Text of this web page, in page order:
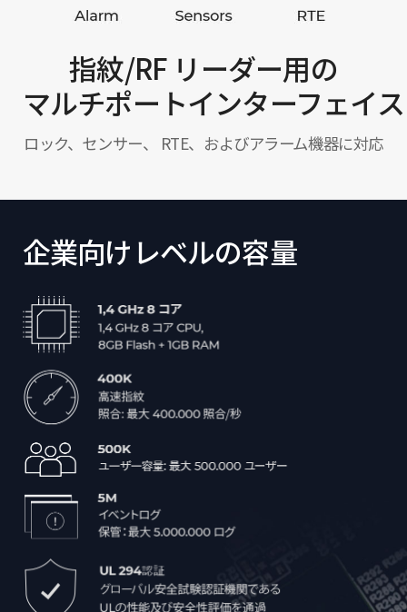
指紋/RF リーダー用の
マルチポートインターフェイス
ロック、センサー、 RTE、およびアラーム機器に対応
企業向けレベルの容量